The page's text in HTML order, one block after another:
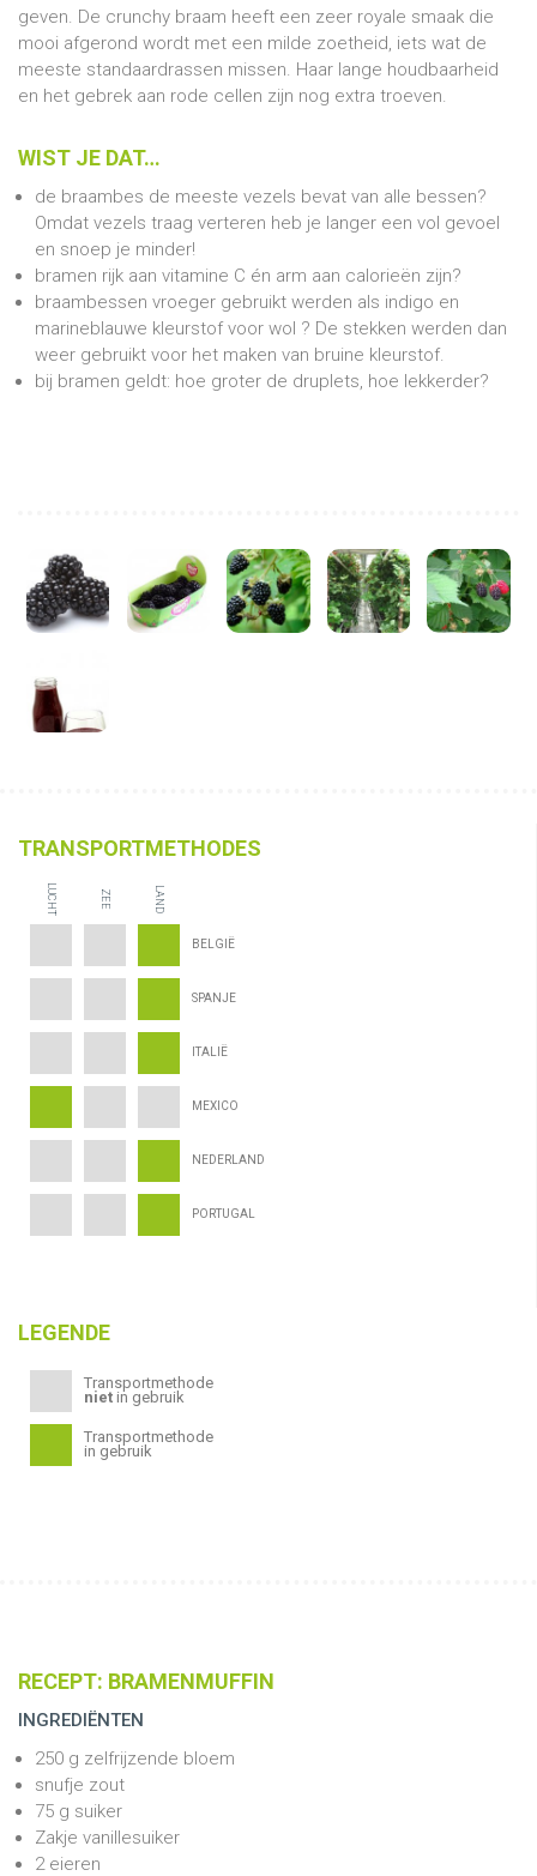
geven. De crunchy braam heeft een zeer royale smaak die
mooi afgerond wordt met een milde zoetheid, iets wat de
meeste standaardrassen missen. Haar lange houdbaarheid
en het gebrek aan rode cellen zijn nog extra troeven.
WIST JE DAT…
de braambes de meeste vezels bevat van alle bessen?
Omdat vezels traag verteren heb je langer een vol gevoel
en snoep je minder!
bramen rijk aan vitamine C én arm aan calorieën zijn?
braambessen vroeger gebruikt werden als indigo en
marineblauwe kleurstof voor wol ? De stekken werden dan
weer gebruikt voor het maken van bruine kleurstof.
bij bramen geldt: hoe groter de druplets, hoe lekkerder?
TRANSPORTMETHODES
LUCHT ZEE LAND
BELGIË
SPANJE
ITALIË
MEXICO
NEDERLAND
PORTUGAL
LEGENDE
Transportmethode
niet in gebruik
Transportmethode
in gebruik
RECEPT: BRAMENMUFFIN
INGREDIËNTEN
250 g zelfrijzende bloem
snufje zout
75 g suiker
Zakje vanillesuiker
2 eieren